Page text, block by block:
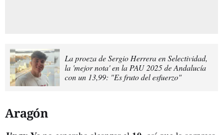
La proeza de Sergio Herrera en Selectividad,
la 'mejor nota' en la PAU 2025 de Andalucía
con un 13,99: "Es fruto del esfuerzo"
Aragón